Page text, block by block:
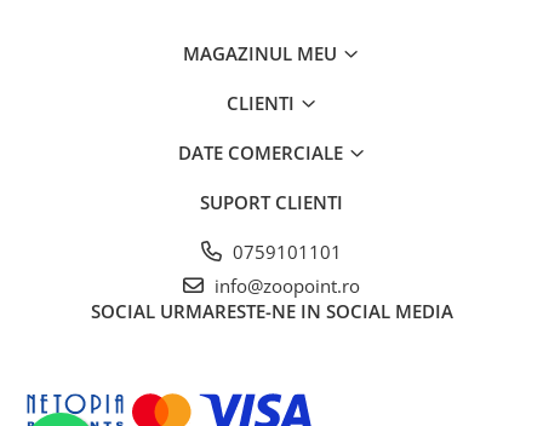
MAGAZINUL MEU
CLIENTI
DATE COMERCIALE
SUPORT CLIENTI
0759101101
info@zoopoint.ro
SOCIAL URMARESTE-NE IN SOCIAL MEDIA